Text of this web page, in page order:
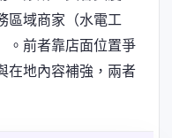
區域商家（水電工
。前者靠店面位置爭
在地內容補強，兩者